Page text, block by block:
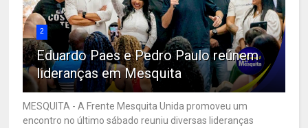
2
Eduardo Paes e Pedro Paulo reúnem
lideranças em Mesquita
MESQUITA - A Frente Mesquita Unida promoveu um
encontro no último sábado reuniu diversas lideranças